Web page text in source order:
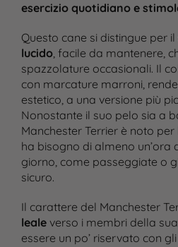
esercizio quotidiano e
Questo cane si distingue per il
lucido, facile da mantenere,
spazzolature occasionali. Il
con marcature marroni,
estetico, a una versione più
Nonostante il suo pelo sia a
Manchester Terrier è noto per
ha bisogno di almeno un’ora
giorno, come passeggiate o
sicuro​.
Il carattere del Manchester
lealeverso i membri della
essere un po’ riservato con